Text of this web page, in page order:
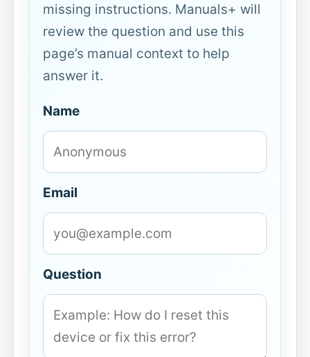
missing instructions. Manuals+ will
review the question and use this
page’s manual context to help
answer it.
Name
Email
Question